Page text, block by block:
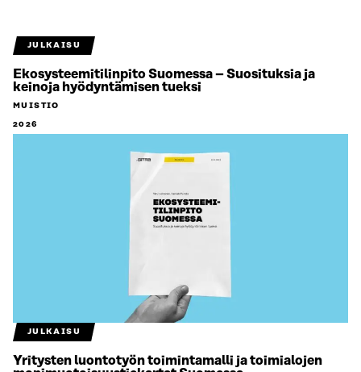
JULKAISU
Ekosysteemitilinpito Suomessa – Suosituksia ja
keinoja hyödyntämisen tueksi
MUISTIO
2026
JULKAISU
Yritysten luontotyön toimintamalli ja toimialojen